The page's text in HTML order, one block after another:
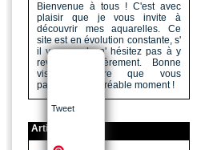
Tweet
Bienvenue à tous ! C'est avec
plaisir que je vous invite à
découvrir mes aquarelles. Ce
site est en évolution constante, s'
il vous a plu n' hésitez pas à y
revenir régulièrement. Bonne
visite, j'espère que vous
passerez un agréable moment !
Articles